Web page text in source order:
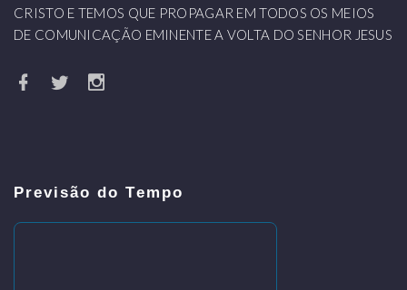
CRISTO E TEMOS QUE PROPAGAR EM TODOS OS MEIOS
DE COMUNICAÇÃO EMINENTE A VOLTA DO SENHOR JESUS
Previsão do Tempo